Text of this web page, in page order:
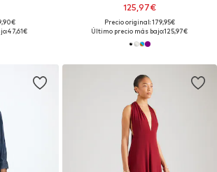
47,61€
125,97€
Precio original: 179,95€
Último precio más bajo:125,97€